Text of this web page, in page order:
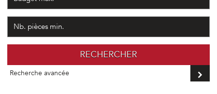
RECHERCHER
Recherche avancée